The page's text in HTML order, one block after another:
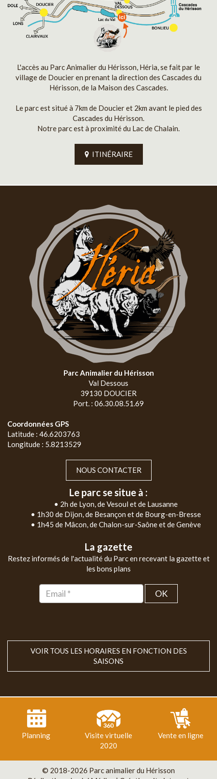
L'accès au Parc Animalier du Hérisson, Héria, se fait par le
village de Doucier en prenant la direction des Cascades du
Hérisson, de la Maison des Cascades.
Le parc est situé à 7km de Doucier et 2km avant le pied des
Cascades du Hérisson.
Notre parc est à proximité du Lac de Chalain.
ITINÉRAIRE
Parc Animalier du Hérisson
Val Dessous
39130 DOUCIER
Port. : 06.30.08.51.69
Coordonnées GPS
Latitude : 46.6203763
Longitude : 5.8213529
NOUS CONTACTER
Le parc se situe à :
• 2h de Lyon, de Vesoul et de Lausanne
• 1h30 de Dijon, de Besançon et de Bourg-en-Bresse
• 1h45 de Mâcon, de Chalon-sur-Saône et de Genève
La gazette
Restez informés de l'actualité du Parc en recevant la gazette et
les bons plans
OK
VOIR TOUS LES HORAIRES EN FONCTION DES
SAISONS
Planning
Visite virtuelle
2020
Vente en ligne
© 2018-2026 Parc animalier du Hérisson